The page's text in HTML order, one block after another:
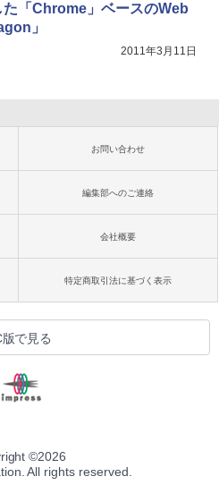
「Chrome」ベースのWeb
」
2011年3月11日
お問い合わせ
編集部へのご連絡
会社概要
特定商取引法に基づく表示
版で見る
©2026
All rights reserved.